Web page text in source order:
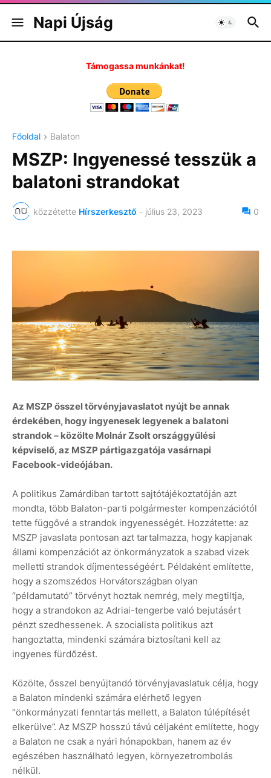
Napi Újság
Támogassa munkánkat!
Főoldal Balaton
MSZP: Ingyenessé tesszük a
balatoni strandokat
közzétette Hírszerkesztő - július 23, 2023 0
Az MSZP ősszel törvényjavaslatot nyújt be annak
érdekében, hogy ingyenesek legyenek a balatoni
strandok – közölte Molnár Zsolt országgyűlési
képviselő, az MSZP pártigazgatója vasárnapi
Facebook-videójában.
A politikus Zamárdiban tartott sajtótájékoztatóján azt
mondta, több Balaton-parti polgármester kompenzációtól
tette függővé a strandok ingyenességét. Hozzátette: az
MSZP javaslata pontosan azt tartalmazza, hogy kapjanak
állami kompenzációt az önkormányzatok a szabad vizek
melletti strandok díjmentességéért. Példaként említette,
hogy a szomszédos Horvátországban olyan
“példamutató” törvényt hoztak nemrég, mely megtiltja,
hogy a strandokon az Adriai-tengerbe való bejutásért
pénzt szedhessenek. A szocialista politikus azt
hangoztatta, mindenki számára biztosítani kell az
ingyenes fürdőzést.
Közölte, ősszel benyújtandó törvényjavaslatuk célja, hogy
a Balaton mindenki számára elérhető legyen
“önkormányzati fenntartás mellett, a Balaton túlépítését
elkerülve”. Az MSZP hosszú távú céljaként említette, hogy
a Balaton ne csak a nyári hónapokban, hanem az év
egészében használható legyen, környezetrombolás
nélkül.